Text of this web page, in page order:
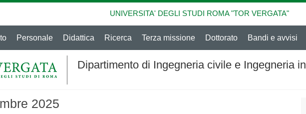
UNIVERSITA' DEGLI STUDI ROMA "TOR VERGATA"
Personale Didattica Ricerca Terza missione Dottorato Bandi e avvisi
Dipartimento di Ingegneria civile e Ingegneria
2025